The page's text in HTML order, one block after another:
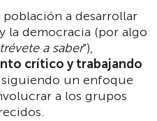
a desarrollar
la democracia (por algo
a saber"),
crítico y trabajando
siguiendo un enfoque
a los grupos